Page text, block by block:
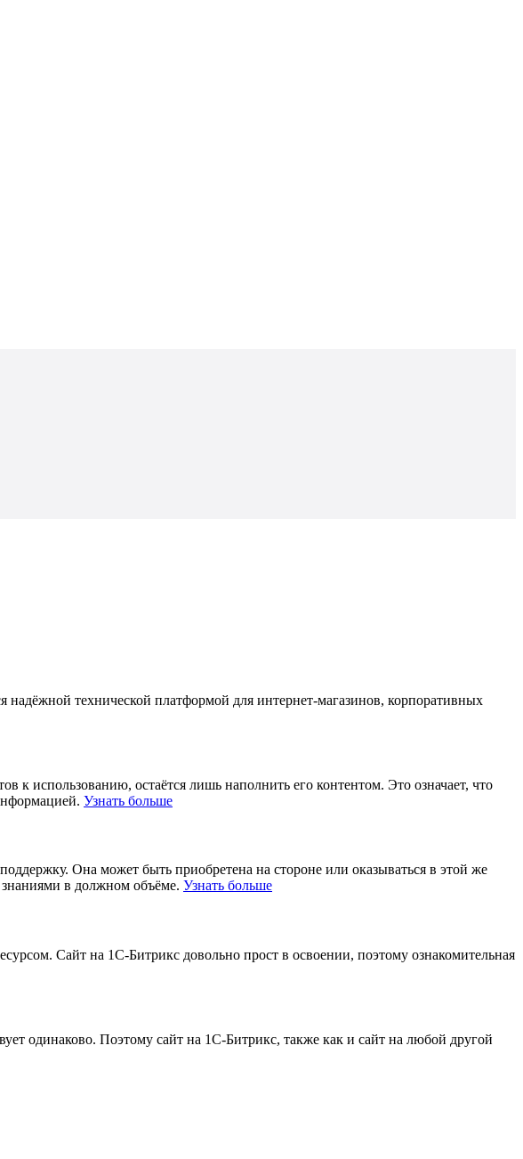
технической платформой для интернет-магазинов, корпоративных
к использованию, остаётся лишь наполнить его контентом. Это означает, что
Узнать больше
Она может быть приобретена на стороне или оказываться в этой же
в должном объёме. Узнать больше
Сайт на 1С-Битрикс довольно прост в освоении, поэтому ознакомительная
одинаково. Поэтому сайт на 1С-Битрикс, также как и сайт на любой другой